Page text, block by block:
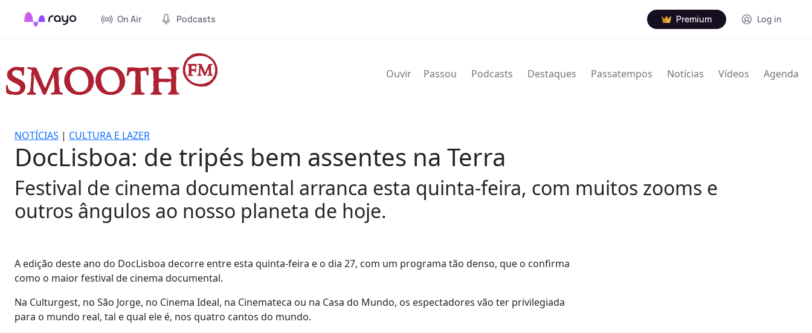
On Air Podcasts Premium Log in
Ouvir Passou Podcasts Destaques Passatempos Notícias Vídeos Agenda
NOTÍCIAS | CULTURA E LAZER
DocLisboa: de tripés bem assentes na Terra
Festival de cinema documental arranca esta quinta-feira, com muitos zooms e
outros ângulos ao nosso planeta de hoje.
A edição deste ano do DocLisboa decorre entre esta quinta-feira e o dia 27, com um programa tão denso, que o confirma
como o maior festival de cinema documental.
Na Culturgest, no São Jorge, no Cinema Ideal, na Cinemateca ou na Casa do Mundo, os espectadores vão ter privilegiada
para o mundo real, tal e qual ele é, nos quatro cantos do mundo.